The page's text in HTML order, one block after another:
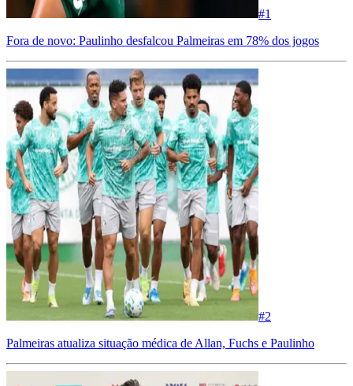
#1
Fora de novo: Paulinho desfalcou Palmeiras em 78% dos jogos
#2
Palmeiras atualiza situação médica de Allan, Fuchs e Paulinho